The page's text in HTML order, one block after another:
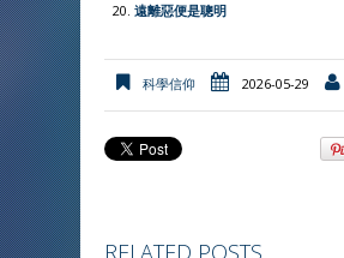
遠離惡便是聰明
科學信仰 2026-05-29
RELATED POSTS